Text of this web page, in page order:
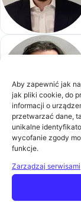
Aby zapewnić jak
jak pliki cookie, do
informacji o
przetwarzać dane,
unikalne
wycofanie zgody
funkcje.
Zarządzaj serwisami